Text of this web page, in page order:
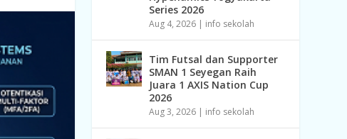
Series 2026
Aug 4, 2026 | info sekolah
Tim Futsal dan Supporter
SMAN 1 Seyegan Raih
Juara 1 AXIS Nation Cup
2026
Aug 3, 2026 | info sekolah